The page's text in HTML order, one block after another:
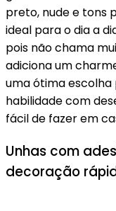
preto, nude e tons
ideal para o dia a
pois não chama
adiciona um
uma ótima
habilidade com
fácil de fazer em
Unhas com
decoração